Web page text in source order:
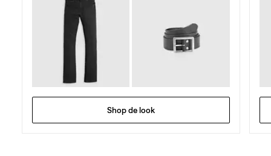
Shop de look